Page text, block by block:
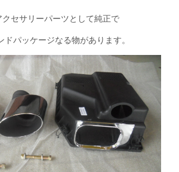
セサリーパーツとして純正で
パッケージなる物があります。